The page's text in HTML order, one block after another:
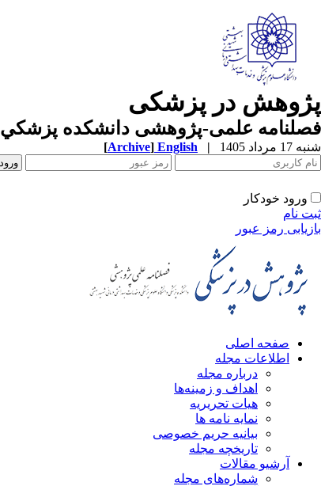
پژوهش در پزشکی
فصلنامه علمی-پژوهشی دانشکده پزشکي
شنبه 17 مرداد 1405 |
English
[Archive]
ورود خودکار
ثبت نام
بازیابی رمز عبور
صفحه اصلی
اطلاعات مجله
درباره مجله
اهداف و زمینه‌ها
هیات تحریریه
نمایه نامه ها
بیانیه حریم خصوصی
تاریخچه مجله
آرشیو مقالات
شماره‌های مجله